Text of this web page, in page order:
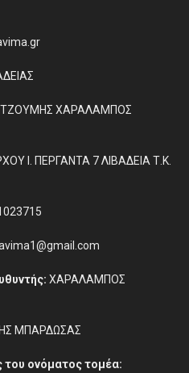
ΧΑΡΑΛΑΜΠΟΣ
Ι. ΠΕΡΓΑΝΤΑ 7 ΛΙΒΑΔΕΙΑ Τ.Κ.
ΧΑΡΑΛΑΜΠΟΣ
ΜΠΑΡΔΩΣΑΣ
του ονόματος τομέα: